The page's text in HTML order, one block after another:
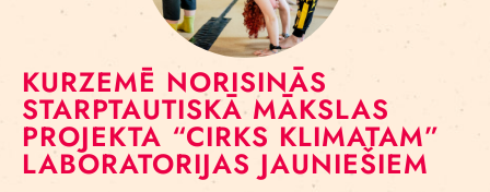
KURZEMĒ NORISINĀS
STARPTAUTISKĀ MĀKSLAS
PROJEKTA “CIRKS KLIMATAM”
LABORATORIJAS JAUNIEŠIEM